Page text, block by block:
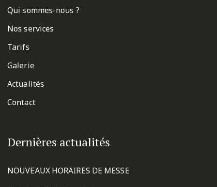
Qui sommes-nous ?
Nos services
Tarifs
Galerie
Actualités
Contact
Dernières actualités
NOUVEAUX HORAIRES DE MESSE